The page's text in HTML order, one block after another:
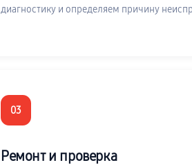
диагностику и определяем причину
03
Ремонт и проверка